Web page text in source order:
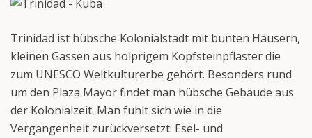
Trinidad ist hübsche Kolonialstadt mit bunten Häusern,
kleinen Gassen aus holprigem Kopfsteinpflaster die
zum UNESCO Weltkulturerbe gehört. Besonders rund
um den Plaza Mayor findet man hübsche Gebäude aus
der Kolonialzeit. Man fühlt sich wie in die
Vergangenheit zurückversetzt: Esel- und